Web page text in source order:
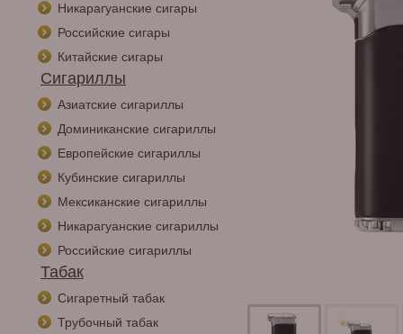
Никарагуанские сигары
Российские сигары
Китайские сигары
Сигариллы
Азиатские сигариллы
Доминиканские сигариллы
Европейские сигариллы
Кубинские сигариллы
Мексиканские сигариллы
Никарагуанские сигариллы
Российские сигариллы
Табак
Сигаретный табак
Трубочный табак